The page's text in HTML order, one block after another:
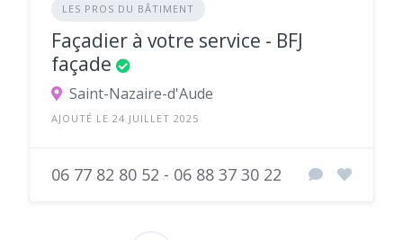
LES PROS DU BÂTIMENT
Façadier à votre service - BFJ
façade
Saint-Nazaire-d'Aude
AJOUTÉ LE 24 JUILLET 2025
06 77 82 80 52 - 06 88 37 30 22